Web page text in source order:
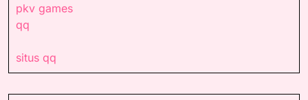
pkv games
qq
situs qq